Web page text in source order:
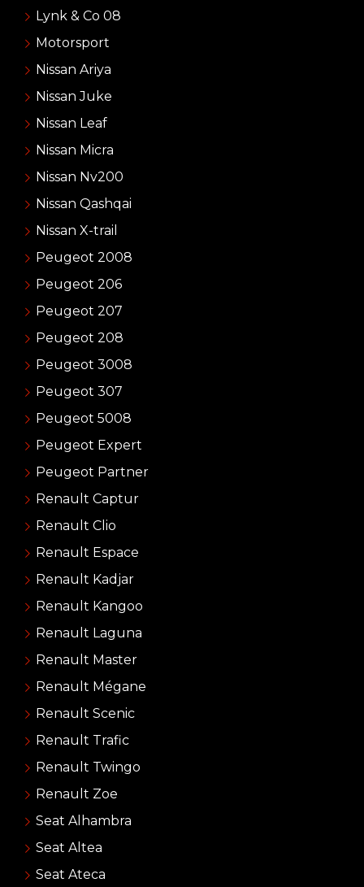
Lynk & Co 08
Motorsport
Nissan Ariya
Nissan Juke
Nissan Leaf
Nissan Micra
Nissan Nv200
Nissan Qashqai
Nissan X-trail
Peugeot 2008
Peugeot 206
Peugeot 207
Peugeot 208
Peugeot 3008
Peugeot 307
Peugeot 5008
Peugeot Expert
Peugeot Partner
Renault Captur
Renault Clio
Renault Espace
Renault Kadjar
Renault Kangoo
Renault Laguna
Renault Master
Renault Mégane
Renault Scenic
Renault Trafic
Renault Twingo
Renault Zoe
Seat Alhambra
Seat Altea
Seat Ateca